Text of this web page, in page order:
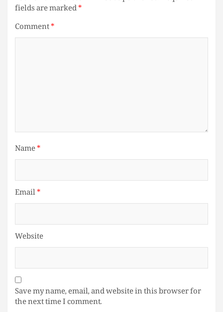
fields are marked*
Comment*
Name*
Email*
Website
Save my name, email, and website in this browser for
the next time I comment.